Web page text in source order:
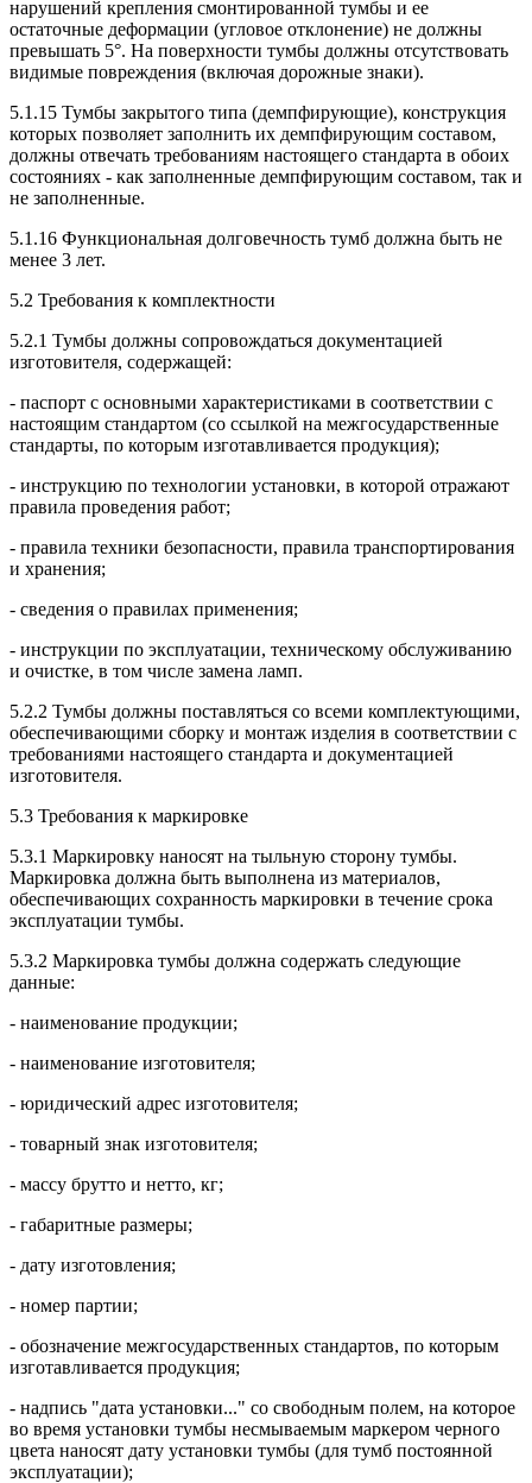
нарушений крепления смонтированной тумбы и ее
остаточные деформации (угловое отклонение) не должны
превышать 5°. На поверхности тумбы должны отсутствовать
видимые повреждения (включая дорожные знаки).
5.1.15 Тумбы закрытого типа (демпфирующие), конструкция
которых позволяет заполнить их демпфирующим составом,
должны отвечать требованиям настоящего стандарта в обоих
состояниях - как заполненные демпфирующим составом, так и
не заполненные.
5.1.16 Функциональная долговечность тумб должна быть не
менее 3 лет.
5.2 Требования к комплектности
5.2.1 Тумбы должны сопровождаться документацией
изготовителя, содержащей:
- паспорт с основными характеристиками в соответствии с
настоящим стандартом (со ссылкой на межгосударственные
стандарты, по которым изготавливается продукция);
- инструкцию по технологии установки, в которой отражают
правила проведения работ;
- правила техники безопасности, правила транспортирования
и хранения;
- сведения о правилах применения;
- инструкции по эксплуатации, техническому обслуживанию
и очистке, в том числе замена ламп.
5.2.2 Тумбы должны поставляться со всеми комплектующими,
обеспечивающими сборку и монтаж изделия в соответствии с
требованиями настоящего стандарта и документацией
изготовителя.
5.3 Требования к маркировке
5.3.1 Маркировку наносят на тыльную сторону тумбы.
Маркировка должна быть выполнена из материалов,
обеспечивающих сохранность маркировки в течение срока
эксплуатации тумбы.
5.3.2 Маркировка тумбы должна содержать следующие
данные:
- наименование продукции;
- наименование изготовителя;
- юридический адрес изготовителя;
- товарный знак изготовителя;
- массу брутто и нетто, кг;
- габаритные размеры;
- дату изготовления;
- номер партии;
- обозначение межгосударственных стандартов, по которым
изготавливается продукция;
- надпись "дата установки..." со свободным полем, на которое
во время установки тумбы несмываемым маркером черного
цвета наносят дату установки тумбы (для тумб постоянной
эксплуатации);